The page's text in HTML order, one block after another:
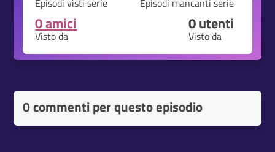
Episodi visti serie Episodi mancanti serie
0 amici
Visto da
0utenti
Visto da
0 commenti per questo episodio